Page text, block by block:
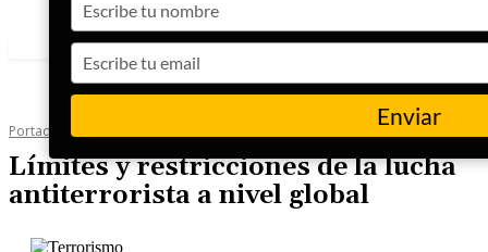
Portada Terrorismo
Límites y restricciones de la lucha
antiterrorista a nivel global
your
name
your
email
Enviar